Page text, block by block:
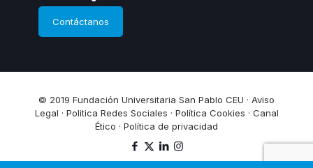
Contáctanos
© 2019 Fundación Universitaria San Pablo CEU · Aviso
Legal · Politica Redes Sociales · Política Cookies · Canal
Ético · Política de privacidad